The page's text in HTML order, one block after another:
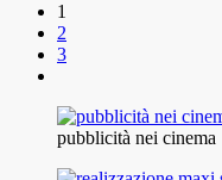
1
2
3
pubblicità nei cinema